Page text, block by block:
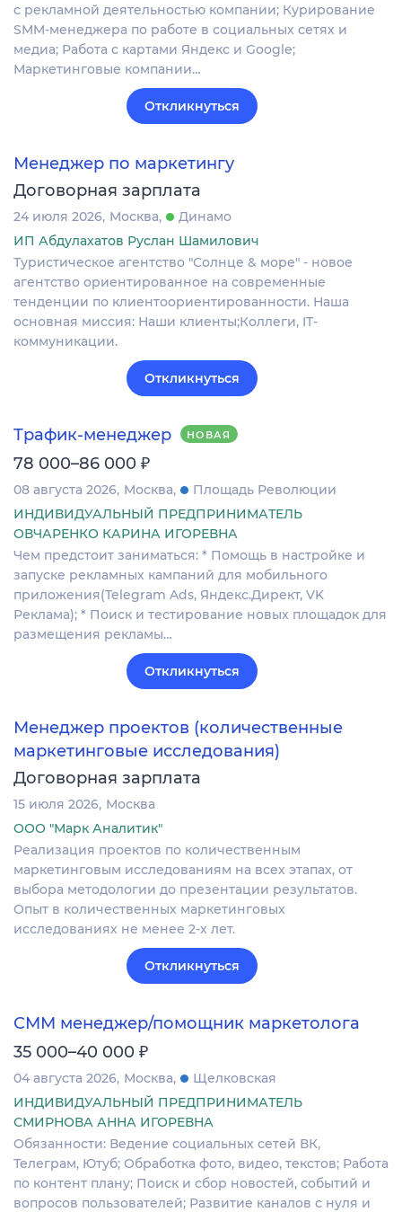
с рекламной деятельностью компании; Курирование
SMM-менеджера по работе в социальных сетях и
медиа; Работа с картами Яндекс и Google;
Маркетинговые компании…
Откликнуться
Менеджер по маркетингу
Договорная зарплата
24 июля 2026 Москва
Динамо
ИП Абдулахатов Руслан Шамилович
Туристическое агентство "Солнце & море" - новое
агентство ориентированное на современные
тенденции по клиентоориентированности. Наша
основная миссия: Наши клиенты;Коллеги, IT-
коммуникации.
Откликнуться
Трафик-менеджер НОВАЯ
78 000–86 000 ₽
08 августа 2026 Москва
Площадь Революции
ИНДИВИДУАЛЬНЫЙ ПРЕДПРИНИМАТЕЛЬ
ОВЧАРЕНКО КАРИНА ИГОРЕВНА
Чем предстоит заниматься: * Помощь в настройке и
запуске рекламных кампаний для мобильного
приложения(Telegram Ads, Яндекс.Директ, VK
Реклама); * Поиск и тестирование новых площадок для
размещения рекламы…
Откликнуться
Менеджер проектов (количественные
маркетинговые исследования)
Договорная зарплата
15 июля 2026 Москва
ООО "Марк Аналитик"
Реализация проектов по количественным
маркетинговым исследованиям на всех этапах, от
выбора методологии до презентации результатов.
Опыт в количественных маркетинговых
исследованиях не менее 2-х лет.
Откликнуться
СММ менеджер/помощник маркетолога
35 000–40 000 ₽
04 августа 2026 Москва
Щелковская
ИНДИВИДУАЛЬНЫЙ ПРЕДПРИНИМАТЕЛЬ
СМИРНОВА АННА ИГОРЕВНА
Обязанности: Ведение социальных сетей ВК,
Телеграм, Ютуб; Обработка фото, видео, текстов; Работа
по контент плану; Поиск и сбор новостей, событий и
вопросов пользователей; Развитие каналов с нуля и